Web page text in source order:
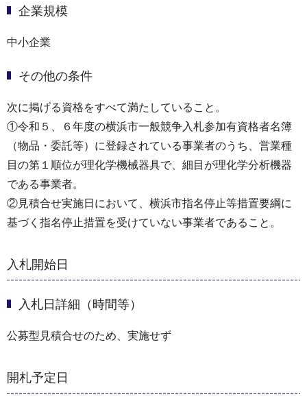
企業規模
中小企業
その他の条件
次に掲げる資格をすべて満たしていること。
①令和５、６年度の横浜市⼀般競争⼊札参加有資格者名簿
（物品・委託等）に登録されている事業者のうち、営業種
目の第１順位が理化学機械器具で、細目が理化学分析機器
である事業者。
②⾒積合せ実施⽇において、横浜市指名停⽌等措置要綱に
基づく指名停⽌措置を受けていない事業者であること。
入札開始日
入札日詳細（時間等）
公募型見積合せのため、実施せず
開札予定日